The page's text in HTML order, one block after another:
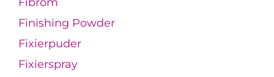
Finishing Powder
Fixierpuder
Fixierspray